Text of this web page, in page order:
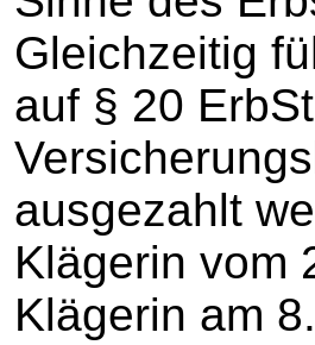
Gleichzeitig
auf § 20
ausgezahlt
Klägerin vom
Klägerin am